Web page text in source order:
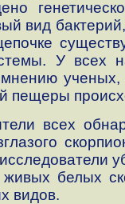
вид
У всех
пещеры
всех
живых белых
видов.